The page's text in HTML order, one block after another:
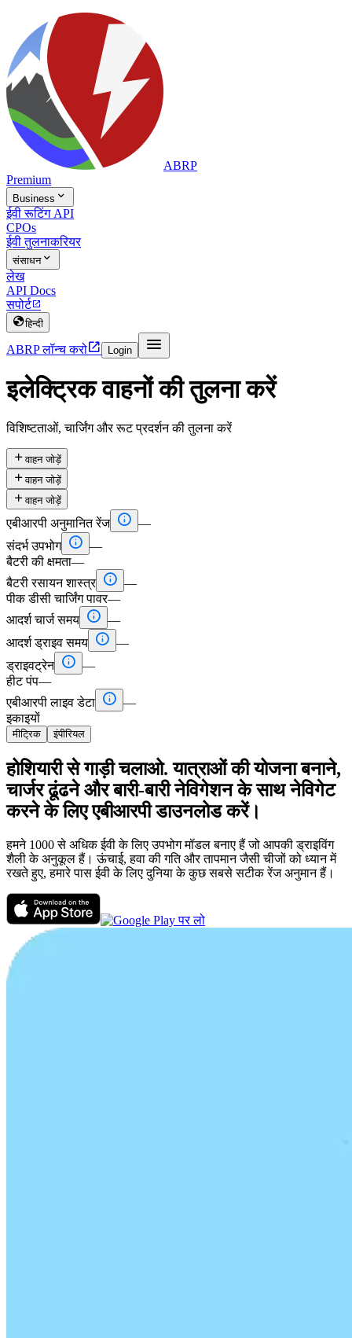
ABRP
Premium
Business 
ईवी रूटिंग API
CPOs
ईवी तुलनाकरियर
संसाधन
लेख
API Docs
सपोर्ट
हिन्दी
ABRP लॉन्च करो Login 
इलेक्ट्रिक वाहनों की तुलना करें
विशिष्टताओं, चार्जिंग और रूट प्रदर्शन की तुलना करें
वाहन जोड़ें
वाहन जोड़ें
वाहन जोड़ें
एबीआरपी अनुमानित रेंज  —
संदर्भ उपभोग  —
बैटरी की क्षमता—
बैटरी रसायन शास्त्र  —
पीक डीसी चार्जिंग पावर—
आदर्श चार्ज समय  —
आदर्श ड्राइव समय  —
ड्राइवट्रेन  —
हीट पंप—
एबीआरपी लाइव डेटा  —
इकाइयों
मीट्रिक इंपीरियल
होशियारी से गाड़ी चलाओ. यात्राओं की योजना बनाने,
चार्जर ढूंढने और बारी-बारी नेविगेशन के साथ नेविगेट
करने के लिए एबीआरपी डाउनलोड करें।
हमने 1000 से अधिक ईवी के लिए उपभोग मॉडल बनाए हैं जो आपकी ड्राइविंग
शैली के अनुकूल हैं। ऊंचाई, हवा की गति और तापमान जैसी चीजों को ध्यान में
रखते हुए, हमारे पास ईवी के लिए दुनिया के कुछ सबसे सटीक रेंज अनुमान हैं।